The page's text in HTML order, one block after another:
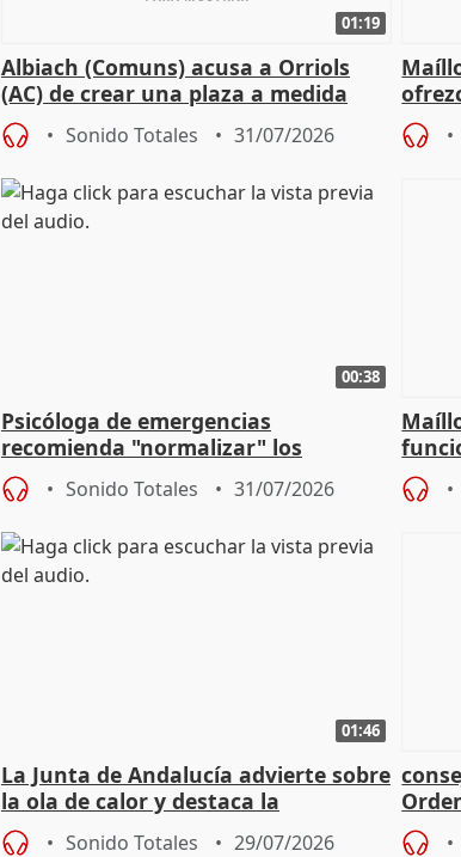
01:19
Albiach (Comuns) acusa a Orriols
(AC) de crear una plaza a medida
para su hija en Ripoll (Girona)
Sonido Totales 31/07/2026
00:38
Psicóloga de emergencias
recomienda "normalizar" los
síntomas tras sufrir un incendio
Sonido Totales 31/07/2026
con
01:46
La Junta de Andalucía advierte sobre
la ola de calor y destaca la
importancia de la prevención
Sonido Totales 29/07/2026